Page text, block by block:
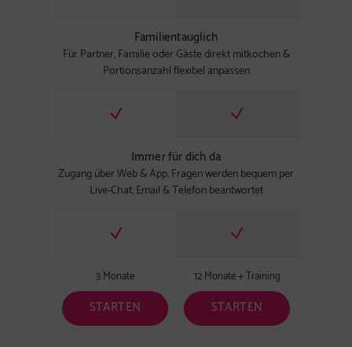
Familientauglich
Für Partner, Familie oder Gäste direkt mitkochen &
Portionsanzahl flexibel anpassen
Immer für dich da
Zugang über Web & App, Fragen werden bequem per
Live-Chat, Email & Telefon beantwortet
3 Monate
STARTEN
12 Monate + Training
STARTEN